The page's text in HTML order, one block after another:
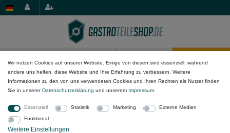
Dichtungs-Komponenten Kühlzellen- & Spezialdichtungen
Wir nutzen Cookies auf unserer Website. Einige von diesen sind essenziell, während
andere uns helfen, diese Website und Ihre Erfahrung zu verbessern. Weitere
Informationen zu den von uns verwendeten Cookies und Ihren Rechten als Nutzer finden
Sie in unsererDaten­schutz­erklärung und unserem Impressum
Essenziell Statistik Marketing
Externe Medien
Funktional
Weitere Einstellungen